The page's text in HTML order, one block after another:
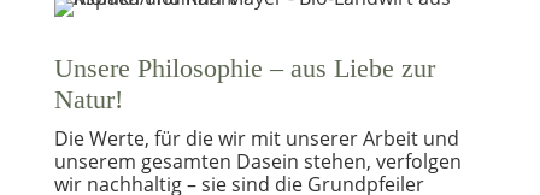
Unsere Philosophie – aus Liebe zur
Natur!
Die Werte, für die wir mit unserer Arbeit und
unserem gesamten Dasein stehen, verfolgen
wir nachhaltig – sie sind die Grundpfeiler